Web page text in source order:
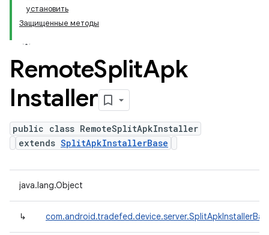
установить
Защищенные методы
RemoteSplitApk
Installer
public class RemoteSplitApkInstaller
extends SplitApkInstallerBase
java.lang.Object
↳